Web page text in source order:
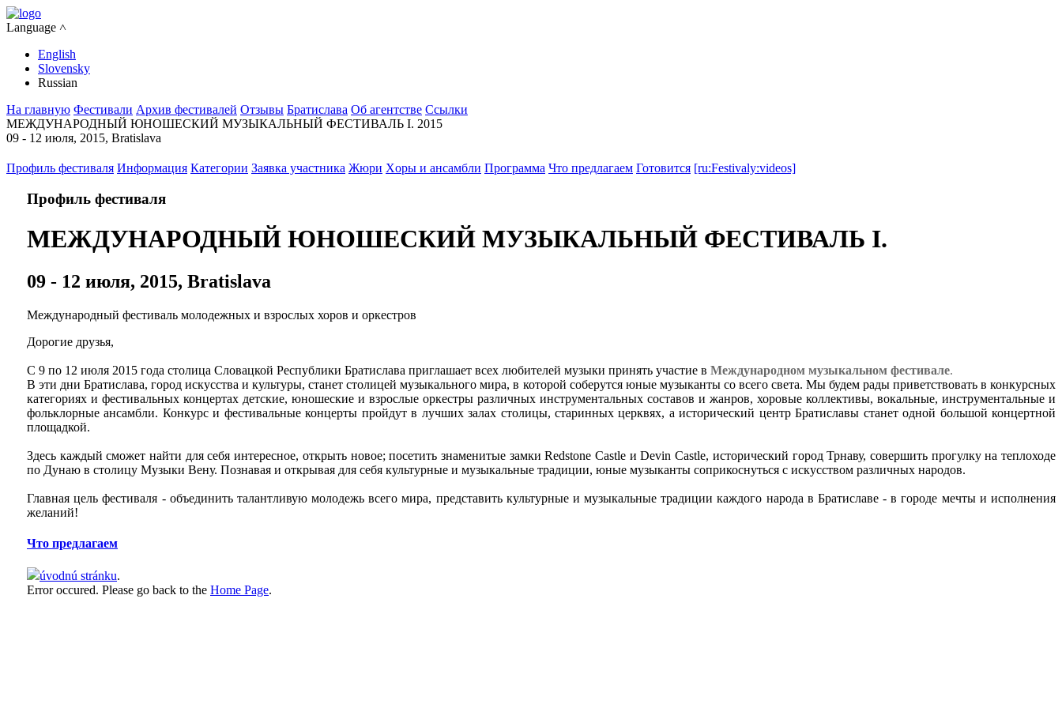
Language ˄
English
Slovensky
Russian
На главную Фестивали Архив фестивалей Отзывы Братислава Об агентстве Ссылки
МЕЖДУНАРОДНЫЙ ЮНОШЕСКИЙ МУЗЫКАЛЬНЫЙ ФЕСТИВАЛЬ I. 2015
09 - 12 июля, 2015, Bratislava
Профиль фестиваля Информация Категории Заявка участника Жюри Xоры и ансамбли Программа Что предлагаем Готовится [ru:Festivaly:videos]
Профиль фестиваля
МЕЖДУНАРОДНЫЙ ЮНОШЕСКИЙ МУЗЫКАЛЬНЫЙ ФЕСТИВАЛЬ I.
09 - 12 июля, 2015, Bratislava
Международный фестиваль молодежных и взрослых хоров и оркестров
Дорогие друзья,
С 9 по 12 июля 2015 года столица Словацкой Республики Братислава приглашает всех любителей музыки принять участие в Международном музыкальном фестивале.
В эти дни Братислава, город искусства и культуры, станет столицей музыкального мира, в которой соберутся юные музыканты со всего света. Мы будем рады приветствовать в конкурсных
категориях и фестивальных концертах детские, юношеские и взрослыe оркестры различных инструментальных составов и жанров, хоровые коллективы, вокальные, инструментальные и
фольклорные ансамбли. Конкурс и фестивальные концерты пройдут в лучших залах столицы, старинных церквях, а исторический центр Братиславы станет одной большой концертной
площадкой.
Здесь каждый сможет найти для себя интересное, открыть новое; посетить знаменитые замки Redstone Castle и Devin Castle, исторический город Трнаву, совершить прогулку на теплоходе
по Дунаю в столицу Музыки Вену. Познавая и открывая для себя культурные и музыкальные традиции, юные музыканты соприкоснуться с искусством различных народов.
Главная цель фестиваля - объединить талантливую молодежь всего мира, представить культурные и музыкальные традиции каждого народа в Братиславе - в городе мечты и исполнения
желаний!
Что предлагаем
úvodnú stránku.
Error occured. Please go back to the Home Page.